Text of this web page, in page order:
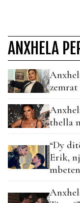
ANXHELA
zemrat
thella
“Dy
Erik,